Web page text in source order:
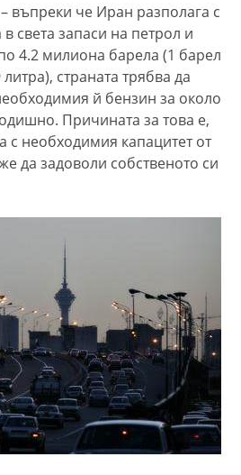
въпреки че Иран разполага с
света запаси на петрол и
4.2 милиона барела (1 барел
страната трябва да
й бензин за около
Причината за това е,
с необходимия капацитет от
да задоволи собственото си